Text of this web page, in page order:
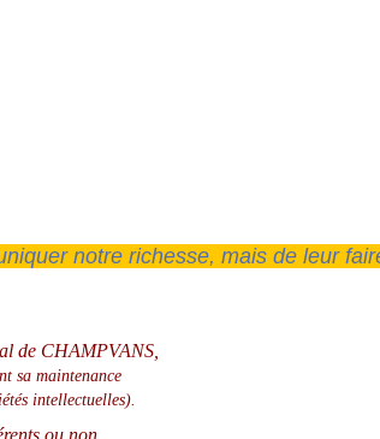
notre richesse, mais de leur
de CHAMPVANS,
sa maintenance
intellectuelles).
ou non,